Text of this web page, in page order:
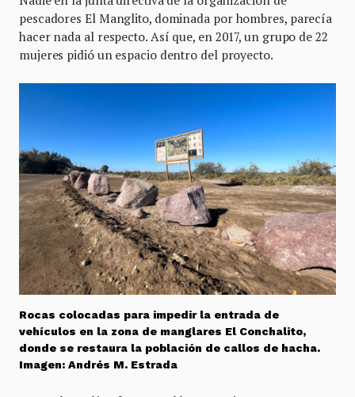
pescadores El Manglito, dominada por hombres, parecía
hacer nada al respecto. Así que, en 2017, un grupo de 22
mujeres pidió un espacio dentro del proyecto.
Rocas colocadas para impedir la entrada de
vehículos en la zona de manglares El Conchalito,
donde se restaura la población de callos de hacha.
Imagen: Andrés M. Estrada